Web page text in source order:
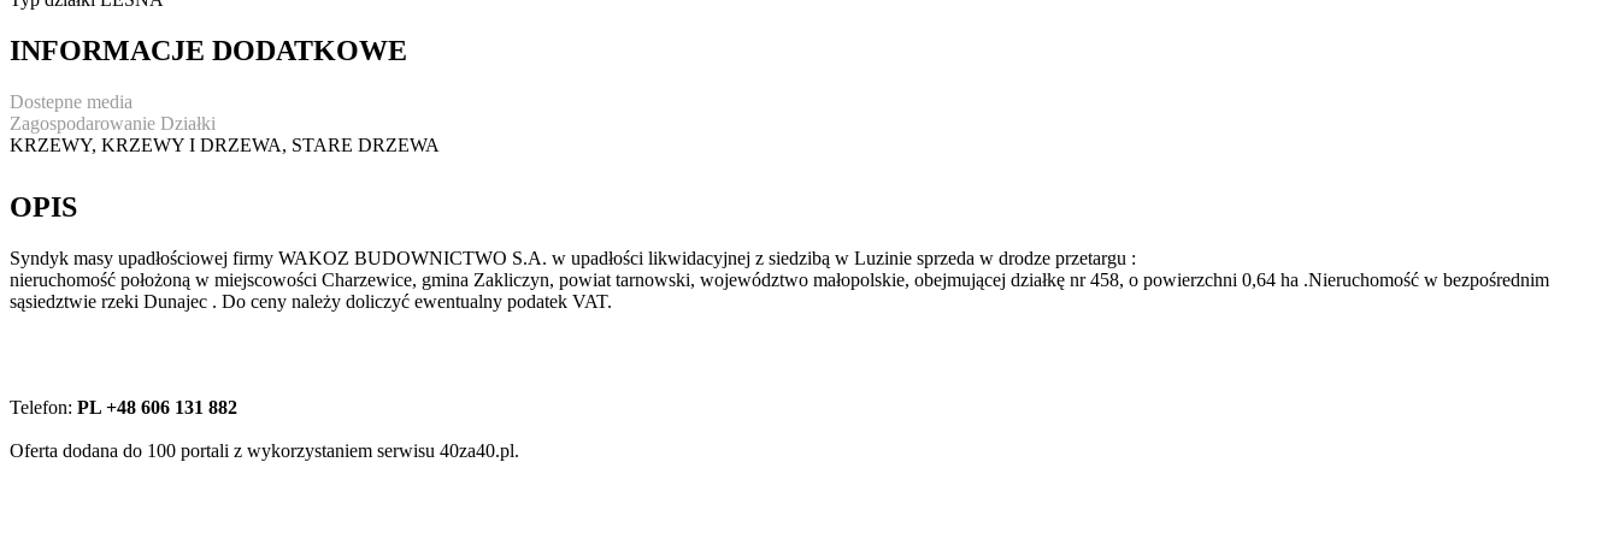
INFORMACJE DODATKOWE
Dostepne media
Zagospodarowanie Działki
KRZEWY, KRZEWY I DRZEWA, STARE DRZEWA
OPIS
Syndyk masy upadłościowej firmy WAKOZ BUDOWNICTWO S.A. w upadłości likwidacyjnej z siedzibą w Luzinie sprzeda w drodze przetargu :
nieruchomość położoną w miejscowości Charzewice, gmina Zakliczyn, powiat tarnowski, województwo małopolskie, obejmującej działkę nr 458, o powierzchni 0,64 ha .Nieruchomość w bezpośrednim
sąsiedztwie rzeki Dunajec . Do ceny należy doliczyć ewentualny podatek VAT.
Telefon: PL +48 606 131 882
Oferta dodana do 100 portali z wykorzystaniem serwisu 40za40.pl.